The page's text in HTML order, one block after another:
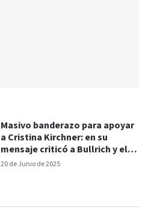
20 de Junio de 2025
Masivo banderazo para apoyar
a Cristina Kirchner: en su
mensaje criticó a Bullrich y el
modelo económico